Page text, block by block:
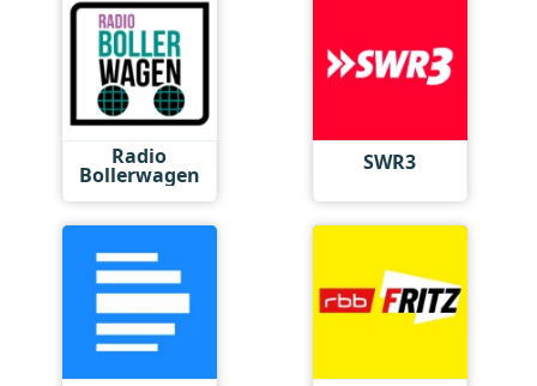
Radio
Bollerwagen SWR3